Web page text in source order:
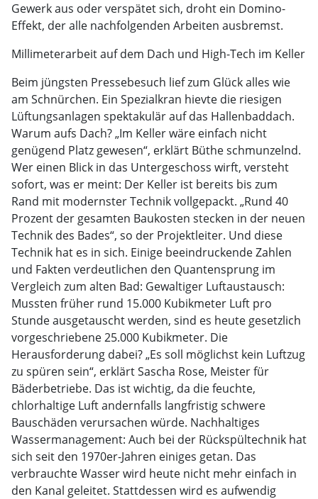
Gewerk aus oder verspätet sich, droht ein Domino-
Effekt, der alle nachfolgenden Arbeiten ausbremst.
Millimeterarbeit auf dem Dach und High-Tech im Keller
Beim jüngsten Pressebesuch lief zum Glück alles wie
am Schnürchen. Ein Spezialkran hievte die riesigen
Lüftungsanlagen spektakulär auf das Hallenbaddach.
Warum aufs Dach? „Im Keller wäre einfach nicht
genügend Platz gewesen“, erklärt Büthe schmunzelnd.
Wer einen Blick in das Untergeschoss wirft, versteht
sofort, was er meint: Der Keller ist bereits bis zum
Rand mit modernster Technik vollgepackt. „Rund 40
Prozent der gesamten Baukosten stecken in der neuen
Technik des Bades“, so der Projektleiter. Und diese
Technik hat es in sich. Einige beeindruckende Zahlen
und Fakten verdeutlichen den Quantensprung im
Vergleich zum alten Bad: Gewaltiger Luftaustausch:
Mussten früher rund 15.000 Kubikmeter Luft pro
Stunde ausgetauscht werden, sind es heute gesetzlich
vorgeschriebene 25.000 Kubikmeter. Die
Herausforderung dabei? „Es soll möglichst kein Luftzug
zu spüren sein“, erklärt Sascha Rose, Meister für
Bäderbetriebe. Das ist wichtig, da die feuchte,
chlorhaltige Luft andernfalls langfristig schwere
Bauschäden verursachen würde. Nachhaltiges
Wassermanagement: Auch bei der Rückspültechnik hat
sich seit den 1970er-Jahren einiges getan. Das
verbrauchte Wasser wird heute nicht mehr einfach in
den Kanal geleitet. Stattdessen wird es aufwendig